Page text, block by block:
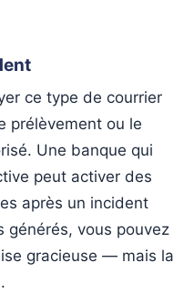
ce type de courrier
prélèvement ou le
Une banque qui
peut activer des
après un incident
générés, vous pouvez
gracieuse — mais la